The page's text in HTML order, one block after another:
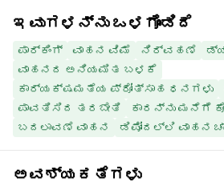
ಇವುಗಳನ್ನು ಒಳಗೊಂಡಿದೆ
ಪಾರ್ಕಿಂಗ್ ವಾಹನ ವಿಮೆ ನಿರ್ವಹಣೆ
ವಾಹನದ ಅನಿಯಮಿತ ಬಳಕೆ
ಕಾರ್ಯಕ್ಷಮತೆಯ ಪ್ರೋತ್ಸಾಹ ಧನಗಳು
ಪಾವತಿಸಿದ ತರಬೇತಿ
ಕಾರನ್ನು ಮನೆಗೆ
ಬದಲಾವಣೆ ವಾಹನ
ಡಿಪೋದಲ್ಲಿ ವಾಹನ
ಅವಶ್ಯಕತೆಗಳು